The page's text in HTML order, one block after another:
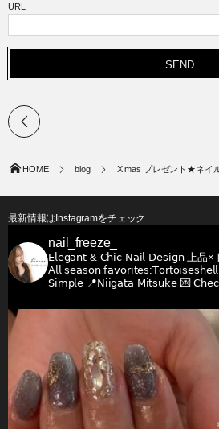
URL
HOME blog X mas プレゼント★ネイ
最新情報はInstagramをチェック
nail_freeze_
𝖤𝗅𝖾𝗀𝖺𝗇𝗍 & 𝖢𝗁𝗂𝖼 𝖭𝖺𝗂𝗅 𝖣𝖾𝗌𝗂𝗀𝗇上品×
𝖠𝗅𝗅 𝗌𝖾𝖺𝗌𝗈𝗇
𝖲𝗂𝗆𝗉𝗅𝖾 📍𝖭𝗂𝗂𝗀𝖺𝗍𝖺 𝖬𝗂𝗍𝗌𝗎𝗄𝖾💌